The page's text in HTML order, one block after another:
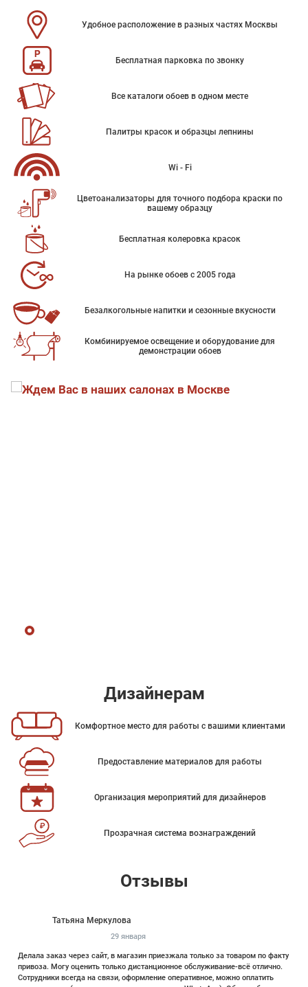
Удобное расположение в разных частях Москвы
Бесплатная парковка по звонку
Все каталоги обоев в одном месте
Палитры красок и образцы лепнины
Wi - Fi
Цветоанализаторы для точного подбора краски по
вашему образцу
Бесплатная колеровка красок
На рынке обоев с 2005 года
Безалкогольные напитки и сезонные вкусности
Комбинируемое освещение и оборудование для
демонстрации обоев
Дизайнерам
Комфортное место для работы с вашими клиентами
Предоставление материалов для работы
Организация мероприятий для дизайнеров
Прозрачная система вознаграждений
Отзывы
Татьяна Меркулова
29 января
Делала заказ через сайт, в магазин приезжала только за товаром по факту
привоза. Могу оценить только дистанционное обслуживание-всё отлично.
Сотрудники всегда на связи, оформление оперативное, можно оплатить